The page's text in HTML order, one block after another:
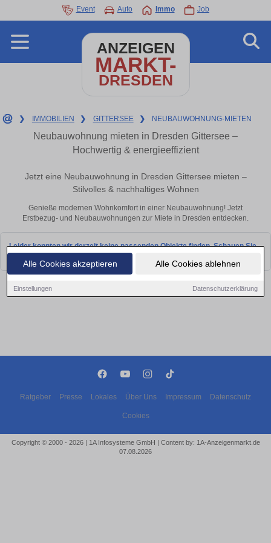
Alle Cookies akzeptieren Alle Cookies ablehnen
Einstellungen Datenschutzerklärung
Event Auto Immo Job
ANZEIGEN
MARKT-
DRESDEN
❯ IMMOBILIEN ❯ GITTERSEE ❯ NEUBAUWOHNUNG-MIETEN
Neubauwohnung mieten in Dresden Gittersee –
Hochwertig & energieeffizient
Jetzt eine Neubauwohnung in Dresden Gittersee mieten –
Stilvolles & nachhaltiges Wohnen
Genieße modernen Wohnkomfort in einer Neubauwohnung! Jetzt
Erstbezug- und Neubauwohnungen zur Miete in Dresden entdecken.
Leider konnten wir derzeit keine passenden Objekte finden. Schauen Sie
Ratgeber Presse Lokales Über Uns Impressum Datenschutz
Cookies
Copyright © 2000 - 2026 | 1A Infosysteme GmbH | Content by: 1A-Anzeigenmarkt.de
07.08.2026